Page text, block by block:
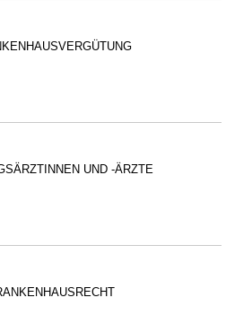
UND -ÄRZTE